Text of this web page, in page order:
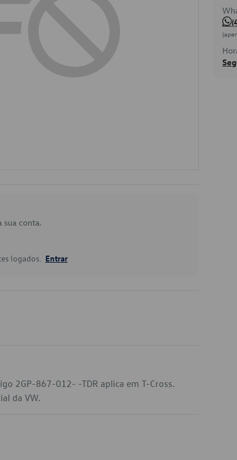
sua conta.
logados. Entrar
2GP-867-012- -TDR aplica em T-Cross.
da VW.